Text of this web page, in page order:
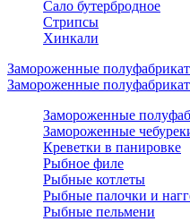
Сало бутербродное
Стрипсы
Хинкали
Замороженные
Замороженные
Замороженные
Замороженные
Креветки в панировке
Рыбное филе
Рыбные котлеты
Рыбные палочки и
Рыбные пельмени